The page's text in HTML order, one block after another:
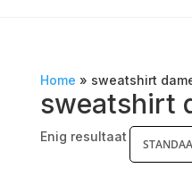
Home » sweatshirt
sweatshirt
Enig resultaat